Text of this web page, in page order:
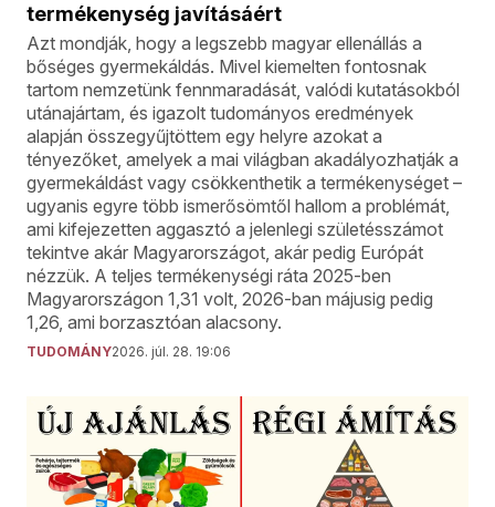
termékenység javításáért
Azt mondják, hogy a legszebb magyar ellenállás a
bőséges gyermekáldás. Mivel kiemelten fontosnak
tartom nemzetünk fennmaradását, valódi kutatásokból
utánajártam, és igazolt tudományos eredmények
alapján összegyűjtöttem egy helyre azokat a
tényezőket, amelyek a mai világban akadályozhatják a
gyermekáldást vagy csökkenthetik a termékenységet –
ugyanis egyre több ismerősömtől hallom a problémát,
ami kifejezetten aggasztó a jelenlegi születésszámot
tekintve akár Magyarországot, akár pedig Európát
nézzük. A teljes termékenységi ráta 2025-ben
Magyarországon 1,31 volt, 2026-ban májusig pedig
1,26, ami borzasztóan alacsony.
TUDOMÁNY2026. júl. 28. 19:06